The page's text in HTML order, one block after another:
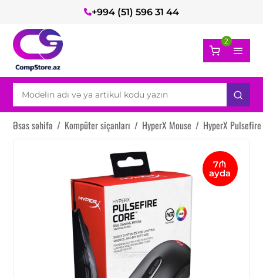
+994 (51) 596 31 44
2
Əsas səhifə / Kompüter siçanları / HyperX Mouse / HyperX
7₼
ayda